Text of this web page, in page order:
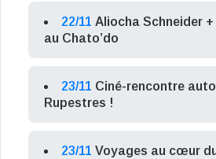
22/11 Aliocha Schneider
au Chato’do
23/11 Ciné-rencontre
Rupestres !
23/11 Voyages au cœur